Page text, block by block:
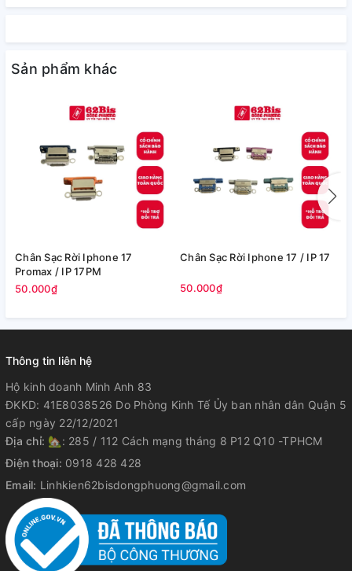
Sản phẩm khác
Chân Sạc Rời Iphone 17
Promax / IP 17PM
50.000₫
Chân Sạc Rời Iphone 17 / IP 17
50.000₫
Thông tin liên hệ
Hộ kinh doanh Minh Anh 83
ĐKKD: 41E8038526 Do Phòng Kinh Tế Ủy ban nhân dân Quận 5
cấp ngày 22/12/2021
Địa chỉ: 🏡: 285 / 112 Cách mạng tháng 8 P12 Q10 -TPHCM
Điện thoại: 0918 428 428
Email: Linhkien62bisdongphuong@gmail.com